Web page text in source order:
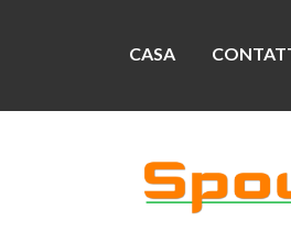
CASA